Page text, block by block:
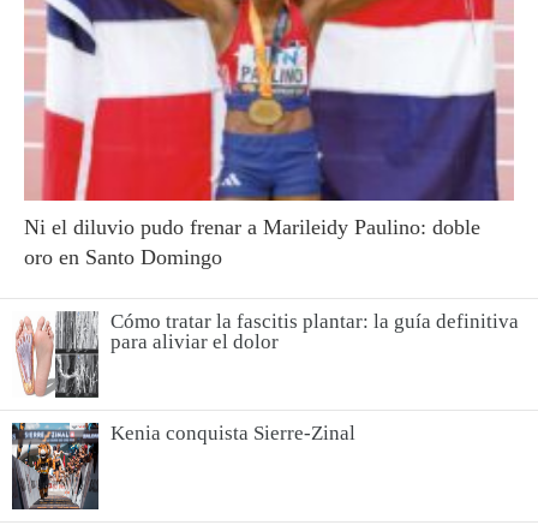
Ni el diluvio pudo frenar a Marileidy Paulino: doble
oro en Santo Domingo
Cómo tratar la fascitis plantar: la guía definitiva
para aliviar el dolor
Kenia conquista Sierre-Zinal